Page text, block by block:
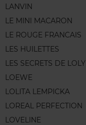
LANVIN
LE MINI MACARON
LE ROUGE FRANCAIS
LES HUILETTES
LES SECRETS DE LOLY
LOEWE
LOLITA LEMPICKA
LOREAL PERFECTION
LOVELINE